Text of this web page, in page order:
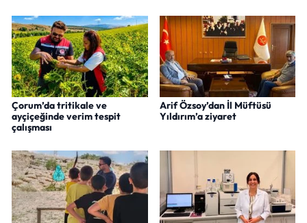
Çorum’da tritikale ve
ayçiçeğinde verim tespit
çalışması
Arif Özsoy’dan İl Müftüsü
Yıldırım’a ziyaret